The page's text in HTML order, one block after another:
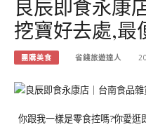
良辰即食永康
挖寶好去處,最
團購美食 省錢旅遊達人
你跟我一樣是零食控嗎?你愛逛